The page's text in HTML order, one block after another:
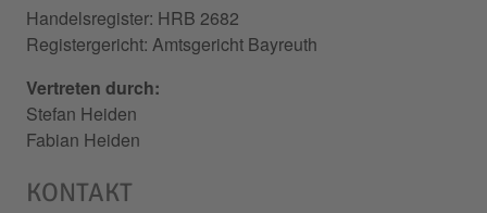
Handelsregister: HRB 2682
Registergericht: Amtsgericht Bayreuth
Vertreten durch:
Stefan Heiden
Fabian Heiden
KONTAKT